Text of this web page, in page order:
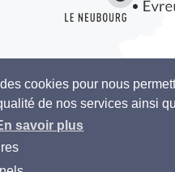
cookies pour nous
de nos services ainsi
savoir plus